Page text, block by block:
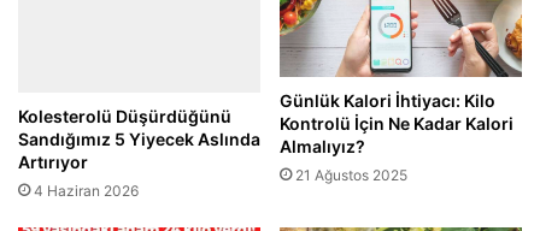
Kolesterolü Düşürdüğünü
Sandığımız 5 Yiyecek Aslında
Artırıyor
4 Haziran 2026
Günlük Kalori İhtiyacı: Kilo
Kontrolü İçin Ne Kadar Kalori
Almalıyız?
21 Ağustos 2025